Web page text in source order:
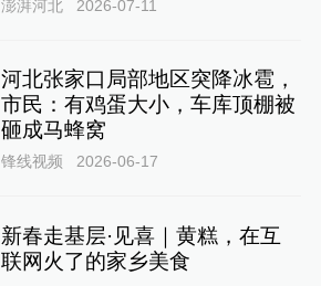
澎湃河北 2026-07-11
河北张家口局部地区突降冰雹，
市民：有鸡蛋大小，车库顶棚被
砸成马蜂窝
锋线视频 2026-06-17
新春走基层·见喜｜黄糕，在互
联网火了的家乡美食